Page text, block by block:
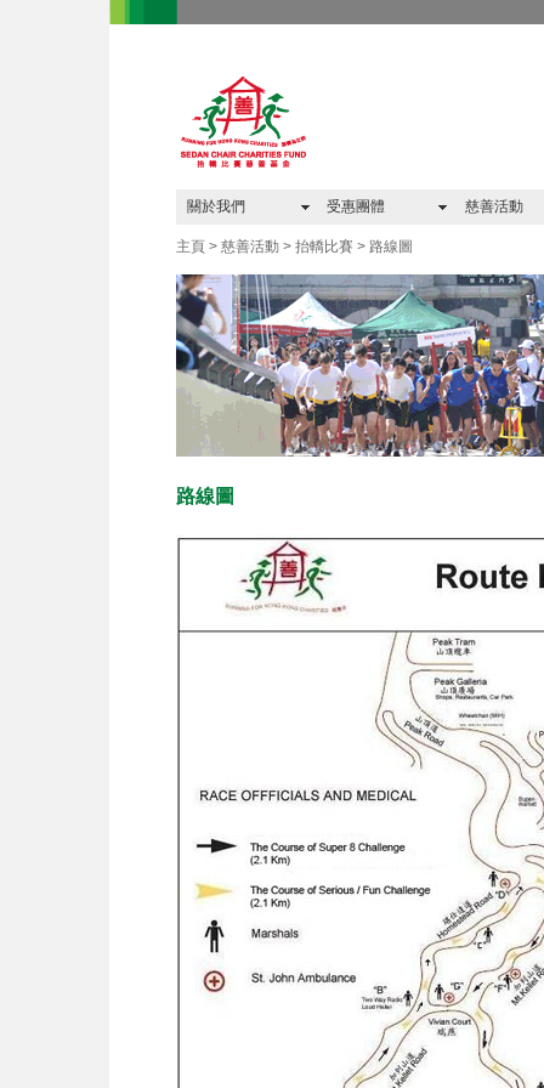
關於我們 受惠團體 慈善活動
主頁 > 慈善活動 > 抬轎比賽 > 路線圖
路線圖